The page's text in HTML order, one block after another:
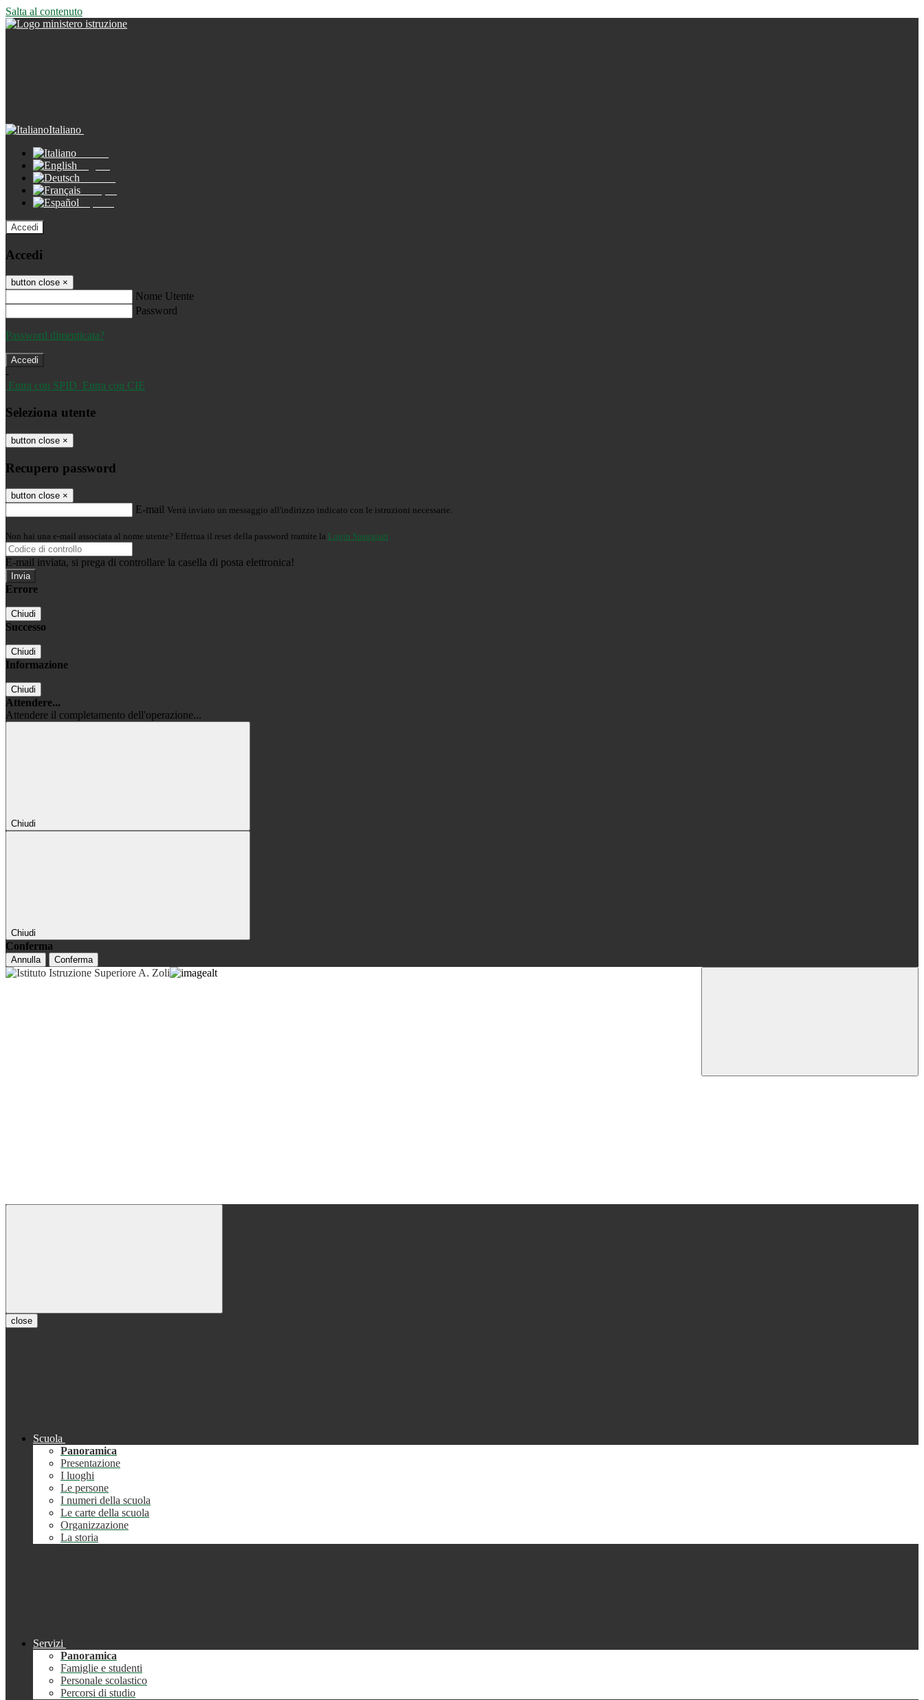
Salta al contenuto
Italiano
Accedi
Accedi
button close ×
Nome Utente
Password
Password dimenticata?
-
Entra con SPID Entra con CIE
Seleziona utente
button close ×
Recupero password
button close ×
E-mail Verrà inviato un messaggio all'indirizzo indicato con le istruzioni necessarie.
Non hai una e-mail associata al nome utente? Effettua il reset della password tramite la Login Spaggiari
E-mail inviata, si prega di controllare la casella di posta elettronica!
Errore
Chiudi
Successo
Chiudi
Informazione
Chiudi
Attendere...
Attendere il completamento dell'operazione...
Chiudi
Chiudi
Conferma
Annulla Conferma
close
Scuola
Panoramica
Presentazione
I luoghi
Le persone
I numeri della scuola
Le carte della scuola
Organizzazione
La storia
Servizi
Panoramica
Famiglie e studenti
Personale scolastico
Percorsi di studio